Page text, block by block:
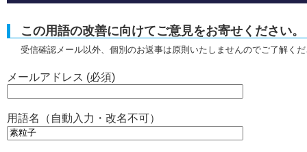
この用語の改善に向けてご意見をお寄せください。
受信確認メール以外、個別のお返事は原則いたしませんのでご了解く
メールアドレス (必須)
用語名（自動入力・改名不可）